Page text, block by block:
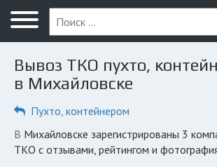
Меню
Главная
Вопрос юристу
Компании
Вывоз ТКО пухто,
в Михайловске
Пухто, контейнером
в Михайловске зарегистрированы 3 компании по вывозу
ТКО с отзывами, рейтингом и